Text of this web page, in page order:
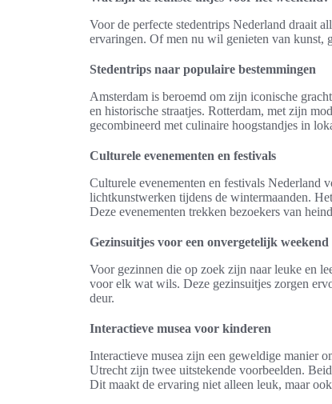
Voor de perfecte stedentrips Nederland draait
ervaringen. Of men nu wil genieten van kunst,
Stedentrips naar populaire bestemmingen
Amsterdam is beroemd om zijn iconische
en historische straatjes. Rotterdam, met zijn
gecombineerd met culinaire hoogstandjes in
Culturele evenementen en festivals
Culturele evenementen en festivals Nederland
lichtkunstwerken tijdens de wintermaanden.
Deze evenementen trekken bezoekers van
Gezinsuitjes voor een onvergetelijk weekend
Voor gezinnen die op zoek zijn naar leuke en
voor elk wat wils. Deze gezinsuitjes zorgen
deur.
Interactieve musea voor kinderen
Interactieve musea zijn een geweldige manier
Utrecht zijn twee uitstekende voorbeelden.
Dit maakt de ervaring niet alleen leuk, maar